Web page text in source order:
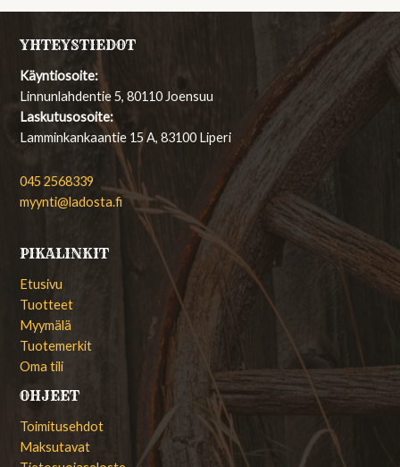
YHTEYSTIEDOT
Käyntiosoite:
Linnunlahdentie 5, 80110 Joensuu
Laskutusosoite:
Lamminkankaantie 15 A, 83100 Liperi
045 2568339
myynti@ladosta.fi
PIKALINKIT
Etusivu
Tuotteet
Myymälä
Tuotemerkit
Oma tili
OHJEET
Toimitusehdot
Maksutavat